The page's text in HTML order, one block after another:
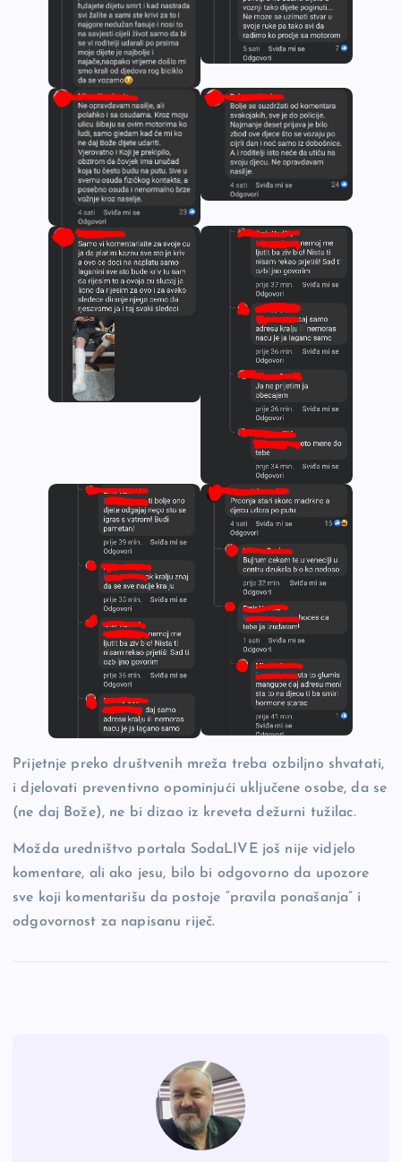
Prijetnje preko društvenih mreža treba ozbiljno shvatati,
i djelovati preventivno opominjući uključene osobe, da se
(ne daj Bože), ne bi dizao iz kreveta dežurni tužilac.
Možda uredništvo portala SodaLIVE još nije vidjelo
komentare, ali ako jesu, bilo bi odgovorno da upozore
sve koji komentarišu da postoje “pravila ponašanja” i
odgovornost za napisanu riječ.